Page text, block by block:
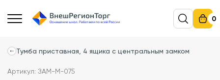
0
Тумба приставная, 4 ящика с центральным замком
Артикул: ЗАМ-М-075